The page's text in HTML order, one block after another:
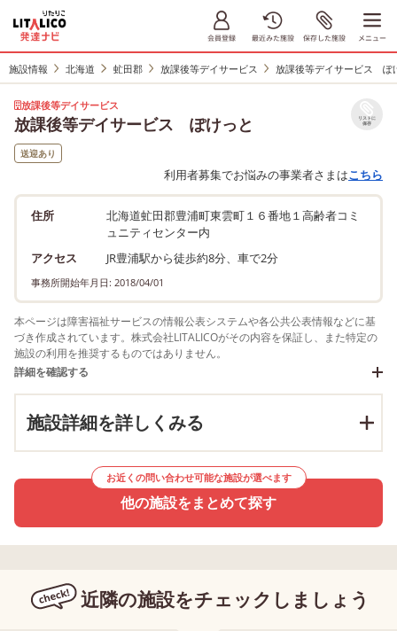
施設情報 北海道 虻田郡 放課後等デイサービス 放課後等デイサービス ぽ
放課後等デイサービス
放課後等デイサービス ぽけっと リストに
保存
送迎あり
利用者募集でお悩みの事業者さまはこちら
住所
北海道虻田郡豊浦町東雲町１６番地１高齢者コミ
ュニティセンター内
アクセス
JR豊浦駅から徒歩約8分、車で2分
事務所開始年月日: 2018/04/01
本ページは障害福祉サービスの情報公表システムや各公共公表情報などに基
づき作成されています。株式会社LITALICOがその内容を保証し、また特定の
施設の利用を推奨するものではありません。
詳細を確認する
施設詳細を詳しくみる
お近くの問い合わせ可能な施設が選べます
他の施設をまとめて探す
近隣の施設をチェックしましょう